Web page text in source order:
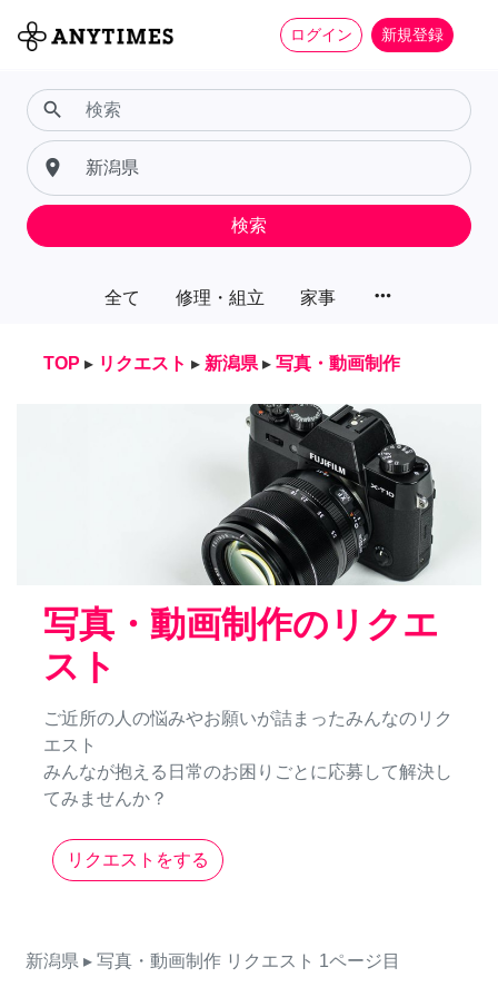
ログイン 新規登録
全て 修理・組立 家事 more_horiz
search
place
検索
TOP ▸ リクエスト ▸ 新潟県 ▸ 写真・動画制作
写真・動画制作のリクエ
スト
ご近所の人の悩みやお願いが詰まったみんなのリク
エスト
みんなが抱える日常のお困りごとに応募して解決し
てみませんか？
リクエストをする
新潟県 ▸ 写真・動画制作 リクエスト 1ページ目